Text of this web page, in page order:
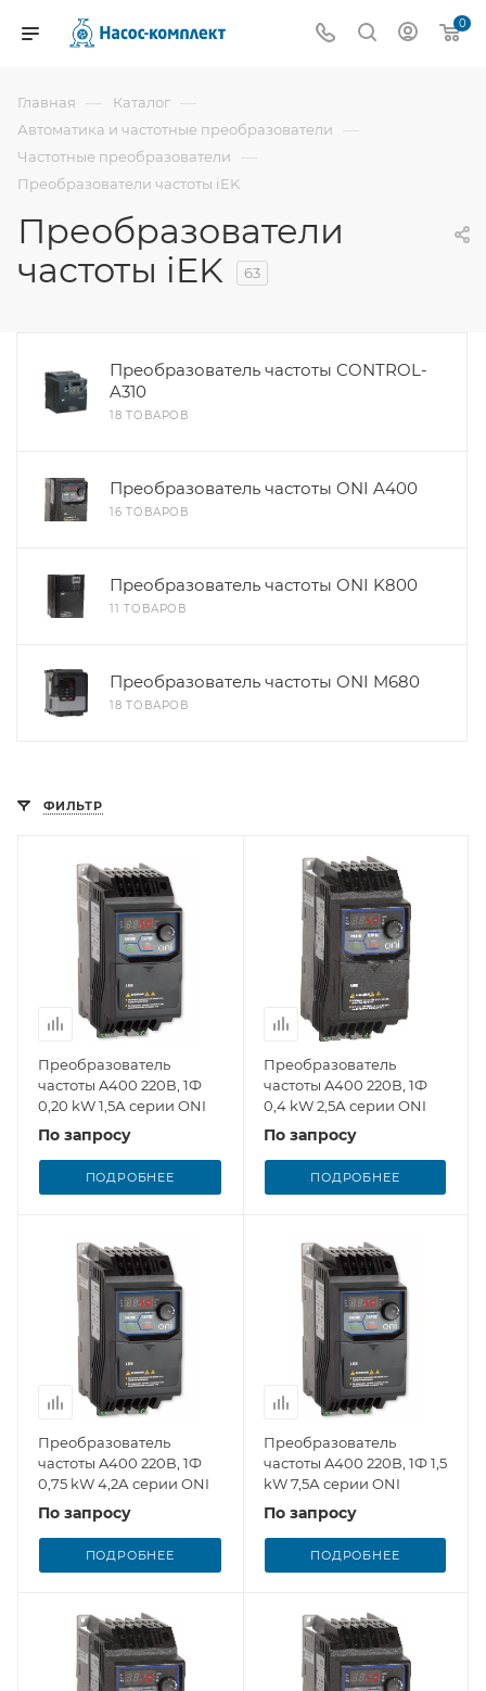
0
Главная — Каталог —
Автоматика и частотные преобразователи —
Частотные преобразователи —
Преобразователи частоты iEK
Преобразователи
частоты iEK
63
Преобразователь частоты CONTROL-
A310
18 ТОВАРОВ
Преобразователь частоты ONI A400
16 ТОВАРОВ
Преобразователь частоты ONI K800
11 ТОВАРОВ
Преобразователь частоты ONI M680
18 ТОВАРОВ
ФИЛЬТР
Преобразователь
частоты A400 220В, 1Ф
0,20 kW 1,5А серии ONI
По запросу
ПОДРОБНЕЕ
Преобразователь
частоты A400 220В, 1Ф
0,4 kW 2,5А серии ONI
По запросу
ПОДРОБНЕЕ
Преобразователь
частоты A400 220В, 1Ф
0,75 kW 4,2А серии ONI
По запросу
ПОДРОБНЕЕ
Преобразователь
частоты A400 220В, 1Ф 1,5
kW 7,5А серии ONI
По запросу
ПОДРОБНЕЕ